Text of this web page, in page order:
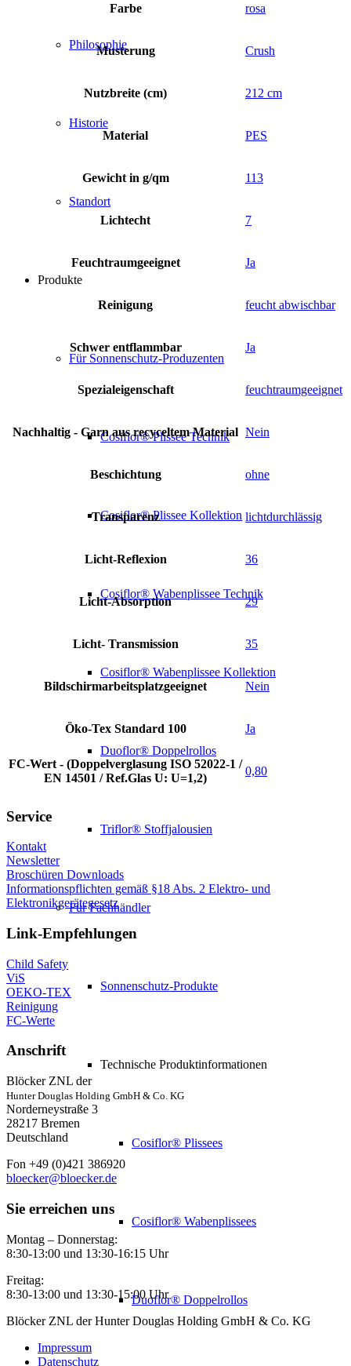
Philosophie
Historie
Standort
Produkte
Für Sonnenschutz-Produzenten
Cosiflor® Plissee Technik
Cosiflor® Plissee Kollektion
Cosiflor® Wabenplissee Technik
Cosiflor® Wabenplissee Kollektion
Duoflor® Doppelrollos
Triflor® Stoffjalousien
Für Fachhändler
Sonnenschutz-Produkte
Technische Produktinformationen
Cosiflor® Plissees
Cosiflor® Wabenplissees
Duoflor® Doppelrollos
Farbe rosa
Musterung Crush
Nutzbreite (cm) 212 cm
Material PES
Gewicht in g/qm 113
Lichtecht 7
Feuchtraumgeeignet Ja
Reinigung feucht abwischbar
Schwer entflammbar Ja
Spezialeigenschaft feuchtraumgeeignet
Nachhaltig - Garn aus recyceltem Material Nein
Beschichtung ohne
Transparenz lichtdurchlässig
Licht-Reflexion 36
Licht-Absorption 29
Licht- Transmission 35
Bildschirmarbeitsplatzgeeignet Nein
Öko-Tex Standard 100 Ja
FC-Wert - (Doppelverglasung ISO 52022-1 /
EN 14501 / Ref.Glas U: U=1,2)
0,80
Service
Kontakt
Newsletter
Broschüren Downloads
Informationspflichten gemäß §18 Abs. 2 Elektro- und
Elektronikgerätegesetz
Link-Empfehlungen
Child Safety
ViS
OEKO-TEX
Reinigung
FC-Werte
Anschrift
Blöcker ZNL der
Hunter Douglas Holding GmbH & Co. KG
Norderneystraße 3
28217 Bremen
Deutschland
Fon +49 (0)421 386920
bloecker@bloecker.de
Sie erreichen uns
Montag – Donnerstag:
8:30-13:00 und 13:30-16:15 Uhr
Freitag:
8:30-13:00 und 13:30-15:00 Uhr
Blöcker ZNL der Hunter Douglas Holding GmbH & Co. KG
Impressum
Datenschutz